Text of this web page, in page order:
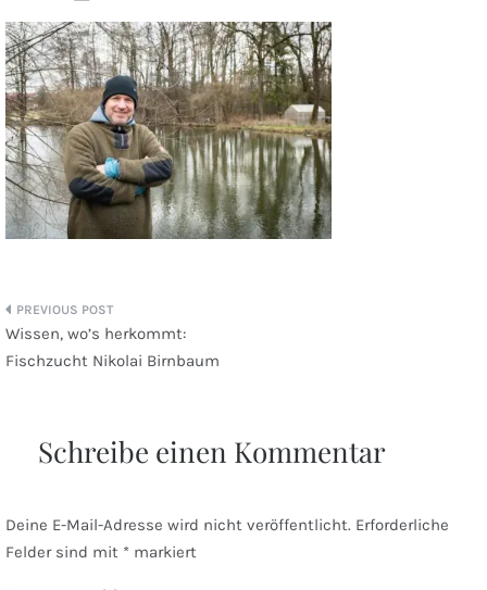
Beitragsnavigation
Wissen, wo’s herkommt:
Fischzucht Nikolai Birnbaum
Schreibe einen Kommentar
Deine E-Mail-Adresse wird nicht veröffentlicht. Erforderliche
Felder sind mit * markiert